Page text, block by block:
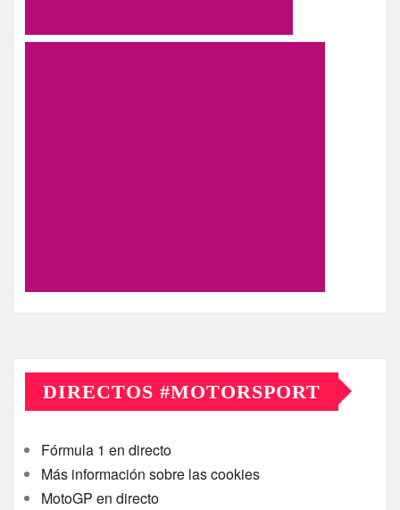
DIRECTOS #MOTORSPORT
Fórmula 1 en directo
Más información sobre las cookies
MotoGP en directo